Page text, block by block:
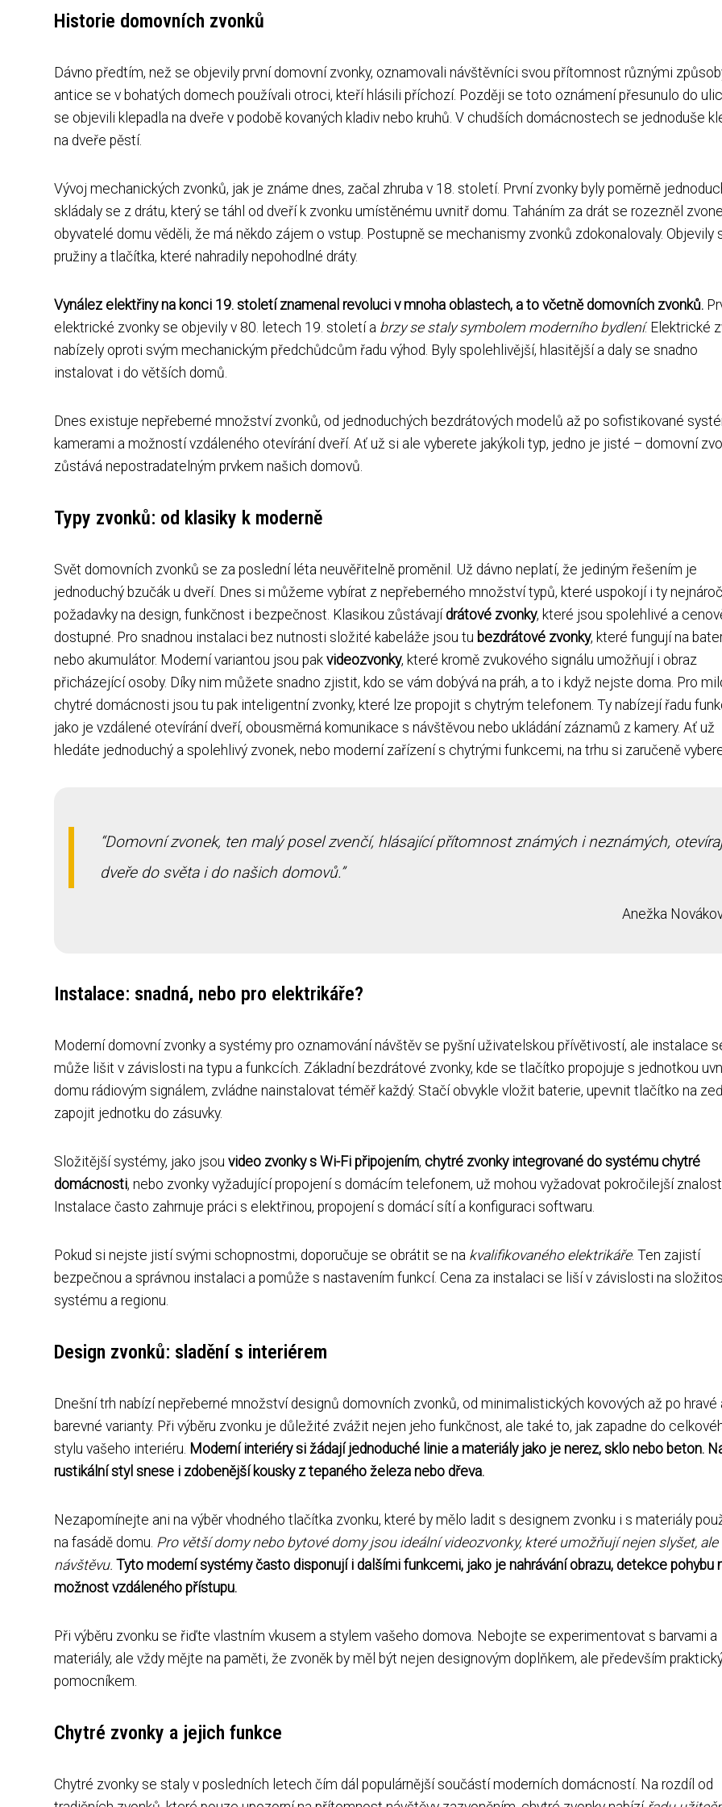
Historie domovních zvonků
Dávno předtím, než se objevily první domovní zvonky, oznamovali návštěvníci svou přítomnost různými
antice se v bohatých domech používali otroci, kteří hlásili příchozí. Později se toto oznámení přesunulo do
se objevili klepadla na dveře v podobě kovaných kladiv nebo kruhů. V chudších domácnostech se jednoduše
na dveře pěstí.
Vývoj mechanických zvonků, jak je známe dnes, začal zhruba v 18. století. První zvonky byly poměrně
skládaly se z drátu, který se táhl od dveří k zvonku umístěnému uvnitř domu. Taháním za drát se rozezněl
obyvatelé domu věděli, že má někdo zájem o vstup. Postupně se mechanismy zvonků zdokonalovaly. Objevily
pružiny a tlačítka, které nahradily nepohodlné dráty.
Vynález elektřiny na konci 19. století znamenal revoluci v mnoha oblastech, a to včetně domovních zvonků.
elektrické zvonky se objevily v 80. letech 19. století a brzy se staly symbolem moderního bydlení. Elektrické
nabízely oproti svým mechanickým předchůdcům řadu výhod. Byly spolehlivější, hlasitější a daly se snadno
instalovat i do větších domů.
Dnes existuje nepřeberné množství zvonků, od jednoduchých bezdrátových modelů až po sofistikované
kamerami a možností vzdáleného otevírání dveří. Ať už si ale vyberete jakýkoli typ, jedno je jisté – domovní
zůstává nepostradatelným prvkem našich domovů.
Typy zvonků: od klasiky k moderně
Svět domovních zvonků se za poslední léta neuvěřitelně proměnil. Už dávno neplatí, že jediným řešením je
jednoduchý bzučák u dveří. Dnes si můžeme vybírat z nepřeberného množství typů, které uspokojí i ty
požadavky na design, funkčnost i bezpečnost. Klasikou zůstávají drátové zvonky, které jsou spolehlivé a
dostupné. Pro snadnou instalaci bez nutnosti složité kabeláže jsou tu bezdrátové zvonky, které fungují na
nebo akumulátor. Moderní variantou jsou pak videozvonky, které kromě zvukového signálu umožňují i obraz
přicházející osoby. Díky nim můžete snadno zjistit, kdo se vám dobývá na práh, a to i když nejste doma. Pro
chytré domácnosti jsou tu pak inteligentní zvonky, které lze propojit s chytrým telefonem. Ty nabízejí řadu
jako je vzdálené otevírání dveří, obousměrná komunikace s návštěvou nebo ukládání záznamů z kamery. Ať už
hledáte jednoduchý a spolehlivý zvonek, nebo moderní zařízení s chytrými funkcemi, na trhu si zaručeně
Domovní zvonek, ten malý posel zvenčí, hlásající přítomnost známých i neznámých,
dveře do světa i do našich domovů.
Anežka
Instalace: snadná, nebo pro elektrikáře?
Moderní domovní zvonky a systémy pro oznamování návštěv se pyšní uživatelskou přívětivostí, ale instalace
může lišit v závislosti na typu a funkcích. Základní bezdrátové zvonky, kde se tlačítko propojuje s jednotkou
domu rádiovým signálem, zvládne nainstalovat téměř každý. Stačí obvykle vložit baterie, upevnit tlačítko na
zapojit jednotku do zásuvky.
Složitější systémy, jako jsou video zvonky s Wi-Fi připojením, chytré zvonky integrované do systému chytré
domácnosti, nebo zvonky vyžadující propojení s domácím telefonem, už mohou vyžadovat pokročilejší
Instalace často zahrnuje práci s elektřinou, propojení s domácí sítí a konfiguraci softwaru.
Pokud si nejste jistí svými schopnostmi, doporučuje se obrátit se na kvalifikovaného elektrikáře. Ten zajistí
bezpečnou a správnou instalaci a pomůže s nastavením funkcí. Cena za instalaci se liší v závislosti na
systému a regionu.
Design zvonků: sladění s interiérem
Dnešní trh nabízí nepřeberné množství designů domovních zvonků, od minimalistických kovových až po hravé
barevné varianty. Při výběru zvonku je důležité zvážit nejen jeho funkčnost, ale také to, jak zapadne do
stylu vašeho interiéru. Moderní interiéry si žádají jednoduché linie a materiály jako je nerez, sklo nebo beton.
rustikální styl snese i zdobenější kousky z tepaného železa nebo dřeva.
Nezapomínejte ani na výběr vhodného tlačítka zvonku, které by mělo ladit s designem zvonku i s materiály
na fasádě domu. Pro větší domy nebo bytové domy jsou ideální videozvonky, které umožňují nejen slyšet, ale
návštěvu. Tyto moderní systémy často disponují i dalšími funkcemi, jako je nahrávání obrazu, detekce pohybu
možnost vzdáleného přístupu.
Při výběru zvonku se řiďte vlastním vkusem a stylem vašeho domova. Nebojte se experimentovat s barvami a
materiály, ale vždy mějte na paměti, že zvoněk by měl být nejen designovým doplňkem, ale především
pomocníkem.
Chytré zvonky a jejich funkce
Chytré zvonky se staly v posledních letech čím dál populárnější součástí moderních domácností. Na rozdíl od